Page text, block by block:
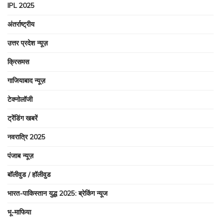
IPL 2025
अंतर्राष्ट्रीय
उत्तर प्रदेश न्यूज़
क्रिसमस
गाजियाबाद न्यूज़
टेक्नोलॉजी
ट्रेंडिंग खबरें
नवरात्रि 2025
पंजाब न्यूज़
बॉलीवुड / हॉलीवुड
भारत-पाकिस्तान युद्ध 2025: ब्रेकिंग न्यूज
भू-माफिया